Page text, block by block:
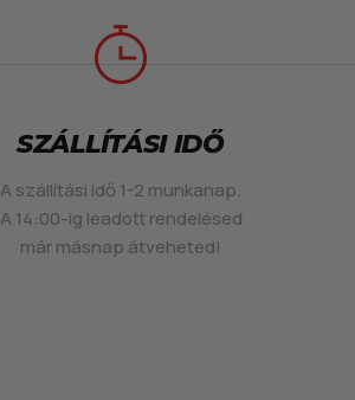
SZÁLLÍTÁSI IDŐ
A szállítási idő 1-2 munkanap.
A 14:00-ig leadott rendelésed
már másnap átveheted!